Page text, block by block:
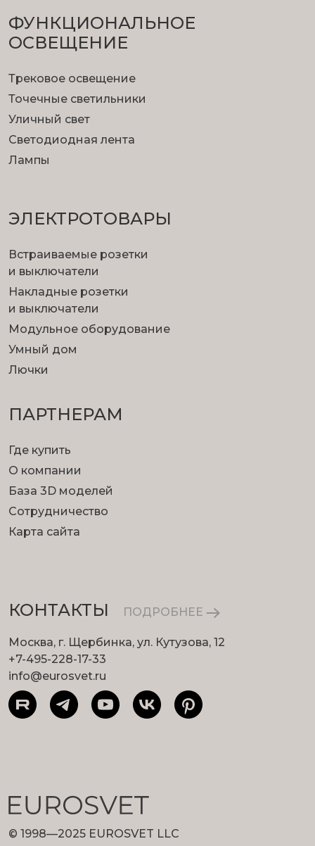
ФУНКЦИОНА­ЛЬНОЕ
ОСВЕЩЕНИЕ
Трековое освещение
Точечные светильники
Уличный свет
Светодиодная лента
Лампы
ЭЛЕКТРОТОВАРЫ
Встраиваемые розетки
и выключатели
Накладные розетки
и выключатели
Модульное оборудование
Умный дом
Лючки
ПАРТНЕРАМ
Где купить
О компании
База 3D моделей
Сотрудничество
Карта сайта
КОНТАКТЫ ПОДРОБНЕЕ
Москва, г. Щербинка, ул. Кутузова, 12
+7-495-228-17-33
info@eurosvet.ru
© 1998—2025 EUROSVET LLC